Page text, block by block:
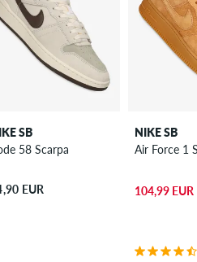
SB
58 Scarpa
EUR
NIKE SB
Air Force 1
104,99 EUR